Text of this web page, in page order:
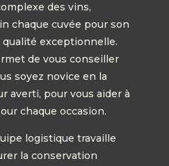
des vins,
chaque cuvée pour son
exceptionnelle.
de vous conseiller
soyez novice en la
averti, pour vous aider à
chaque occasion.
logistique travaille
la conservation